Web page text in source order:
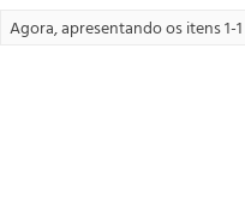
Agora, apresentando os itens 1-1